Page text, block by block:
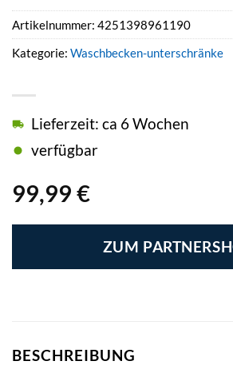
99,99 €
Lieferzeit: ca 6 Wochen
verfügbar
ZUM
Artikelnummer: 4251398961190
Kategorie: Waschbecken-unterschränke
BESCHREIBUNG